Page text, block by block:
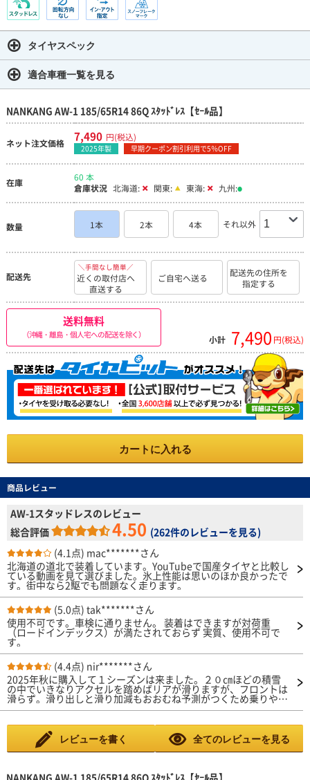
タイヤスペック
適合車種一覧を見る
NANKANG AW-1 185/65R14 86Q ｽﾀｯﾄﾞﾚｽ【ｾｰﾙ品】
ネット注文価格 7,490 円(税込)
2025年製 早期クーポン割引利用で5％OFF
在庫
60 本
倉庫状況 北海道: 関東: 東海: 九州:
数量 1本 2本 4本 それ以外
配送先
＼手間なし簡単／
近くの取付店へ
直送する
ご自宅へ送る
配送先の住所を
指定する
送料無料
（沖縄・離島・個人宅への配送を除く） 小計 7,490 円(税込)
カートに入れる
商品レビュー
AW-1スタッドレスのレビュー
総合評価
4.50 (262件のレビューを見る)
(4.1点) mac*******さん
北海道の道北で装着しています。YouTubeで国産タイヤと比較し
ている動画を見て選びました。氷上性能は思いのほか良かったで
す。街中なら2駆でも問題なく走ります。
(5.0点) tak*******さん
使用不可です。車検に通りません。 装着はできますが対荷重
（ロードインデックス）が満たされておらず 実質、使用不可で
す。
(4.4点) nir*******さん
2025年秋に購入して１シーズンは来ました。２０㎝ほどの積雪
の中でいきなりアクセルを踏めばリアが滑りますが、フロントは
滑らず。滑り出しと滑り加減もおおむね予測がつくため乗りやす
いです。アイスバーンでの急ブレーキはそれなりに滑りますが２
ないようですが、でこぼこ路面で少し跳ねる感じなので、ショル
ダーも含めて柔らかめなのでしょうかね。エクシーガCO7とイク
リプスクロスで履いていますがどちらにもよくフィットしてま
す。
レビューを書く 全てのレビューを見る
NANKANG AW-1 185/65R14 86Q ｽﾀｯﾄﾞﾚｽ【ｾｰﾙ品】